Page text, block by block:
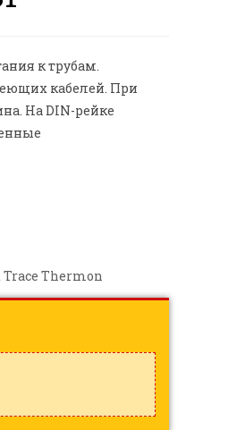
к трубам.
кабелей. При
На DIN-рейке
Thermon